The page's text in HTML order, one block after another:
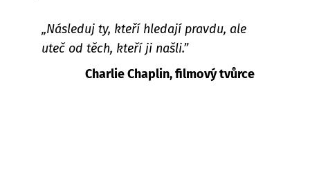
„Následuj ty, kteří hledají pravdu, ale
uteč od těch, kteří ji našli.”
Charlie Chaplin, filmový tvůrce